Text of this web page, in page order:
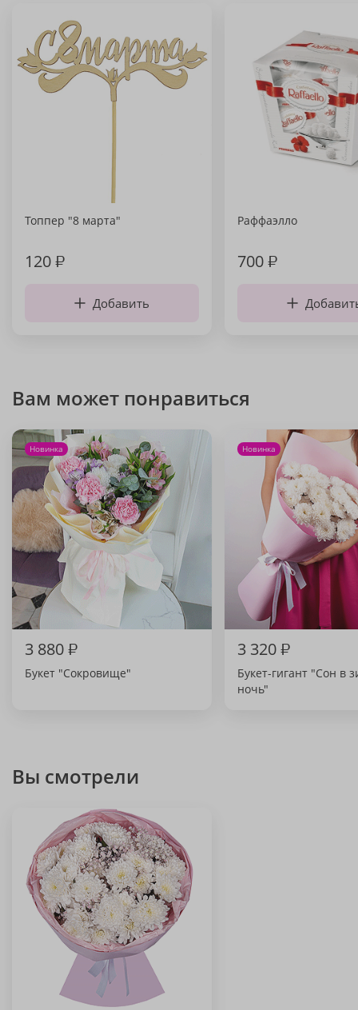
Топпер "8 марта"
120₽
Добавить
Раффаэлло
700₽
Вам может понравиться
Новинка
3 880₽
Букет "Сокровище"
Новинка
3 320₽
Букет-гигант "Сон в
ночь"
Вы смотрели